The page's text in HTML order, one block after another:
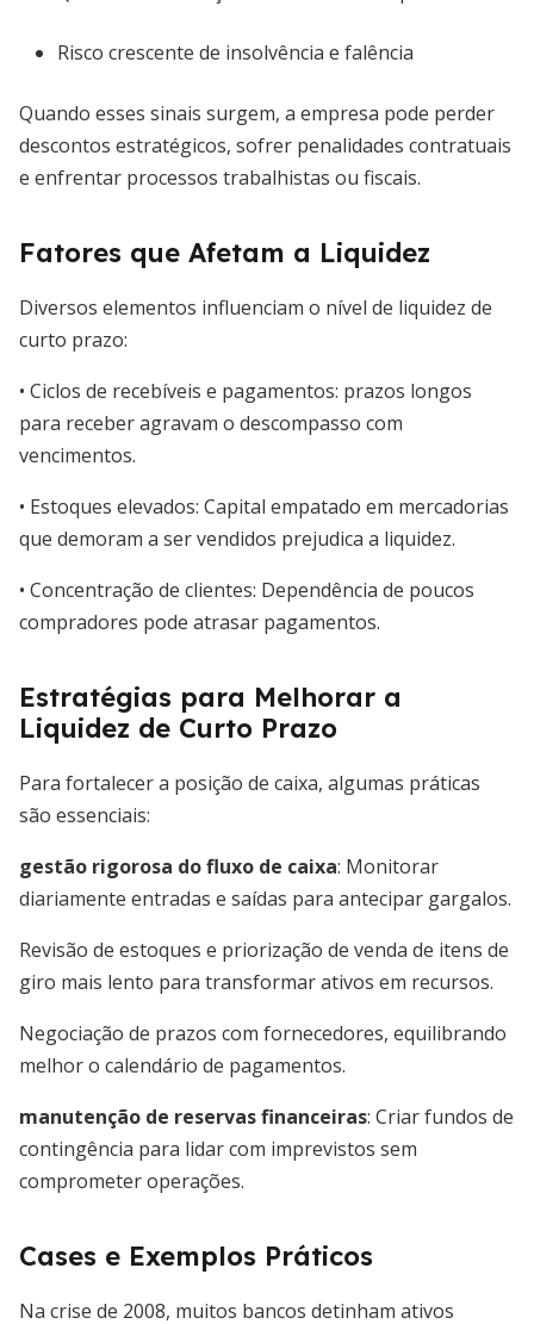
Risco crescente de insolvência e falência
Quando esses sinais surgem, a empresa pode perder
descontos estratégicos, sofrer penalidades contratuais
e enfrentar processos trabalhistas ou fiscais.
Fatores que Afetam a Liquidez
Diversos elementos influenciam o nível de liquidez de
curto prazo:
• Ciclos de recebíveis e pagamentos: prazos longos
para receber agravam o descompasso com
vencimentos.
• Estoques elevados: Capital empatado em mercadorias
que demoram a ser vendidos prejudica a liquidez.
• Concentração de clientes: Dependência de poucos
compradores pode atrasar pagamentos.
Estratégias para Melhorar a
Liquidez de Curto Prazo
Para fortalecer a posição de caixa, algumas práticas
são essenciais:
gestão rigorosa do fluxo de caixa: Monitorar
diariamente entradas e saídas para antecipar gargalos.
Revisão de estoques e priorização de venda de itens de
giro mais lento para transformar ativos em recursos.
Negociação de prazos com fornecedores, equilibrando
melhor o calendário de pagamentos.
manutenção de reservas financeiras: Criar fundos de
contingência para lidar com imprevistos sem
comprometer operações.
Cases e Exemplos Práticos
Na crise de 2008, muitos bancos detinham ativos